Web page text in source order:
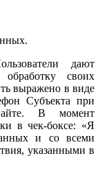
дают
своих
выражено в виде
Субъекта при
В момент
в чек-боксе: «Я
и со всеми
указанными в